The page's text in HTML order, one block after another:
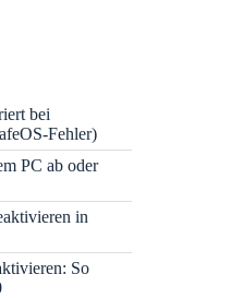
bei
Fehler)
PC ab oder
in
So